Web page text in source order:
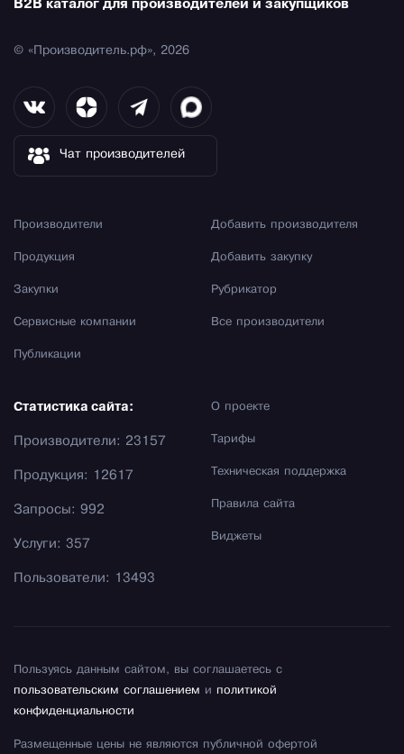
B2B каталог для производителей и закупщиков
© «Производитель.рф», 2026
Чат производителей
Производители
Продукция
Закупки
Сервисные компании
Публикации
Добавить производителя
Добавить закупку
Рубрикатор
Все производители
О проекте
Тарифы
Техническая поддержка
Правила сайта
Виджеты
Статистика сайта:
Производители: 23157
Продукция: 12617
Запросы: 992
Услуги: 357
Пользователи: 13493
Пользуясь данным сайтом, вы соглашаетесь с
пользовательским соглашением и политикой
конфиденциальности
Размещенные цены не являются публичной офертой